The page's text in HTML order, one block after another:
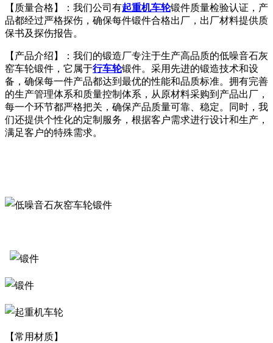
【质量合格】：我们公司有起重机车轮锻件质量检验认证，产
品都经过严格探伤，确保每件锻件合格出厂，出厂材料提供质
保书及探伤报告。
【产品介绍】：我们的锻造厂专注于生产高品质的低噪音石灰
窑车轮锻件，它属于行车轮锻件。采用先进的锻造技术和设
备，确保每一件产品都达到最优的性能和品质标准。拥有完善
的生产管理体系和质量控制体系，从原材料采购到产品出厂，
每一个环节都严格把关，确保产品质量可靠、稳定。同时，我
们还提供个性化的定制服务，根据客户需求进行设计和生产，
满足客户的特殊需求。
【常用材质】